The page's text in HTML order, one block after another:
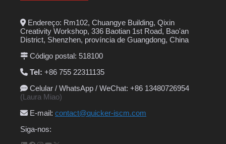
Endereço: Rm102, Chuangye Building, Qixin
Creativity Workshop, 336 Baotian 1st Road, Bao'an
District, Shenzhen, província de Guangdong, China
Código postal: 518100
Tel: +86 755 22311135
Celular / WhatsApp / WeChat: +86 13480726954
(Laura Miao)
E-mail : contact@quicker-iscm.com
Siga-nos: